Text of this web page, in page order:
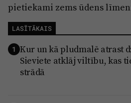
pietiekami zems ūdens
LASĪTĀKAIS
1 Kur un kā pludmalē atrast
Sieviete atklāj viltību, kas
strādā